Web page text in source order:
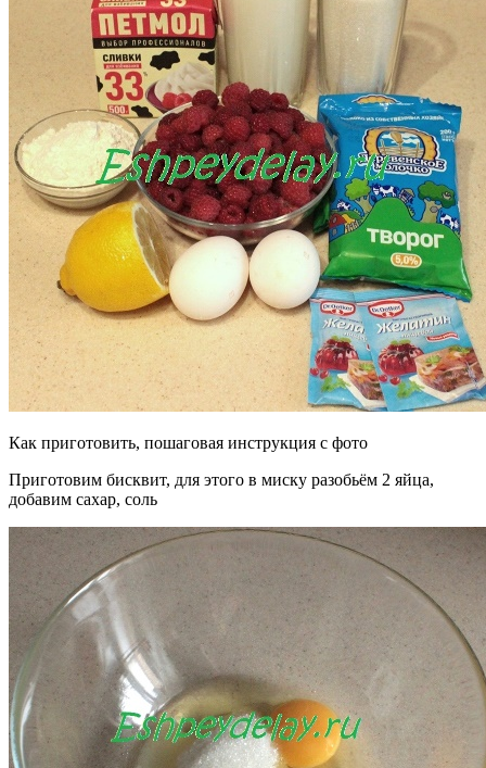
Как приготовить, пошаговая инструкция с фото
Приготовим бисквит, для этого в миску разобьём 2 яйца,
добавим сахар, соль